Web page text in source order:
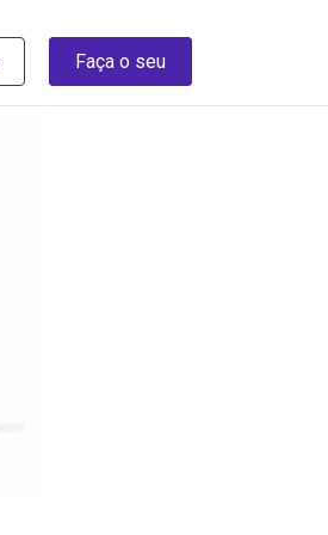
Faça o seu